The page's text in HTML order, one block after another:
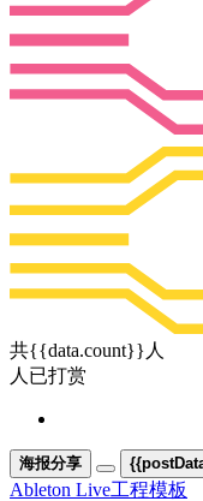
共{{data.count}}人
人已打赏
海报分享
Ableton Live工程模板